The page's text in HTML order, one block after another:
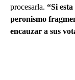
procesarla. “Si
peronismo
encauzar a sus